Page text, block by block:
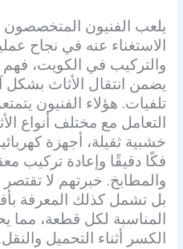
يلعب الفنيون المتخصصون
الاستغناء عنه في نجاح
والتركيب في الكويت، فهم
يضمن انتقال الأثاث
تلفيات. هؤلاء الفنيون
التعامل مع مختلف أنواع
خشبية ثقيلة، أجهزة
فكًا دقيقًا وإعادة تركيب
والمطابخ. خبرتهم لا
بل تشمل كذلك المعرفة
المناسبة لكل قطعة، مما
الكسر أثناء التحميل والنقل.